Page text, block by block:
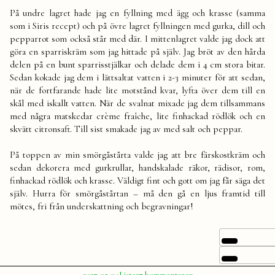
På undre lagret hade jag en fyllning med ägg och krasse (samma
som i Siris recept) och på övre lagret fyllningen med gurka, dill och
pepparrot som också står med där. I mittenlagret valde jag dock att
göra en sparriskräm som jag hittade på själv. Jag bröt av den hårda
delen på en bunt sparrisstjälkar och delade dem i 4 cm stora bitar.
Sedan kokade jag dem i lättsaltat vatten i 2-3 minuter för att sedan,
när de fortfarande hade lite motstånd kvar, lyfta över dem till en
skål med iskallt vatten. När de svalnat mixade jag dem tillsammans
med några matskedar crème fraîche, lite finhackad rödlök och en
skvätt citronsaft. Till sist smakade jag av med salt och peppar.
På toppen av min smörgåstårta valde jag att bre färskostkräm och
sedan dekorera med gurkrullar, handskalade räkor, rädisor, rom,
finhackad rödlök och krasse. Väldigt fint och gott om jag får säga det
själv. Hurra för smörgåstårtan – må den gå en ljus framtid till
mötes, fri från underskattning och begravningar!